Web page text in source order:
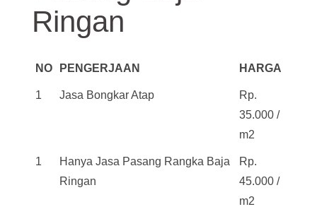
Ringan
NO PENGERJAAN HARGA
1 Jasa Bongkar Atap
Rp.
35.000 /
m2
1
Hanya Jasa Pasang Rangka Baja
Ringan
Rp.
45.000 /
m2